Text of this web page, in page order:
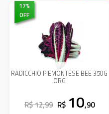
17%
OFF
RADICCHIO PIEMONTESE BEE 350G
ORG
R$ 12,99 R$ 10,90